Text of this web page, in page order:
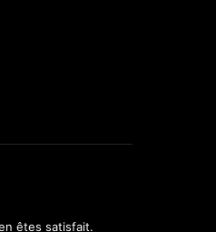
êtes satisfait.